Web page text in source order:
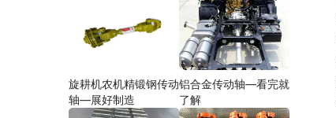
久】
旋耕机农机精锻钢传动
轴—展好制造
铝合金传动轴—看完就
了解